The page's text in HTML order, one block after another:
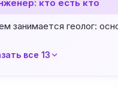
кто есть кто
занимается геолог:
все 13